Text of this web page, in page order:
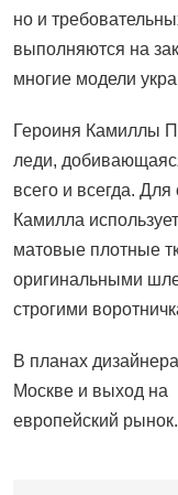
но и
выполняются на
многие модели
Героиня Камиллы
леди,
всего и всегда.
Камилла использует
матовые плотные
оригинальными
строгими
В планах
Москве и выход на
европейский рынок.